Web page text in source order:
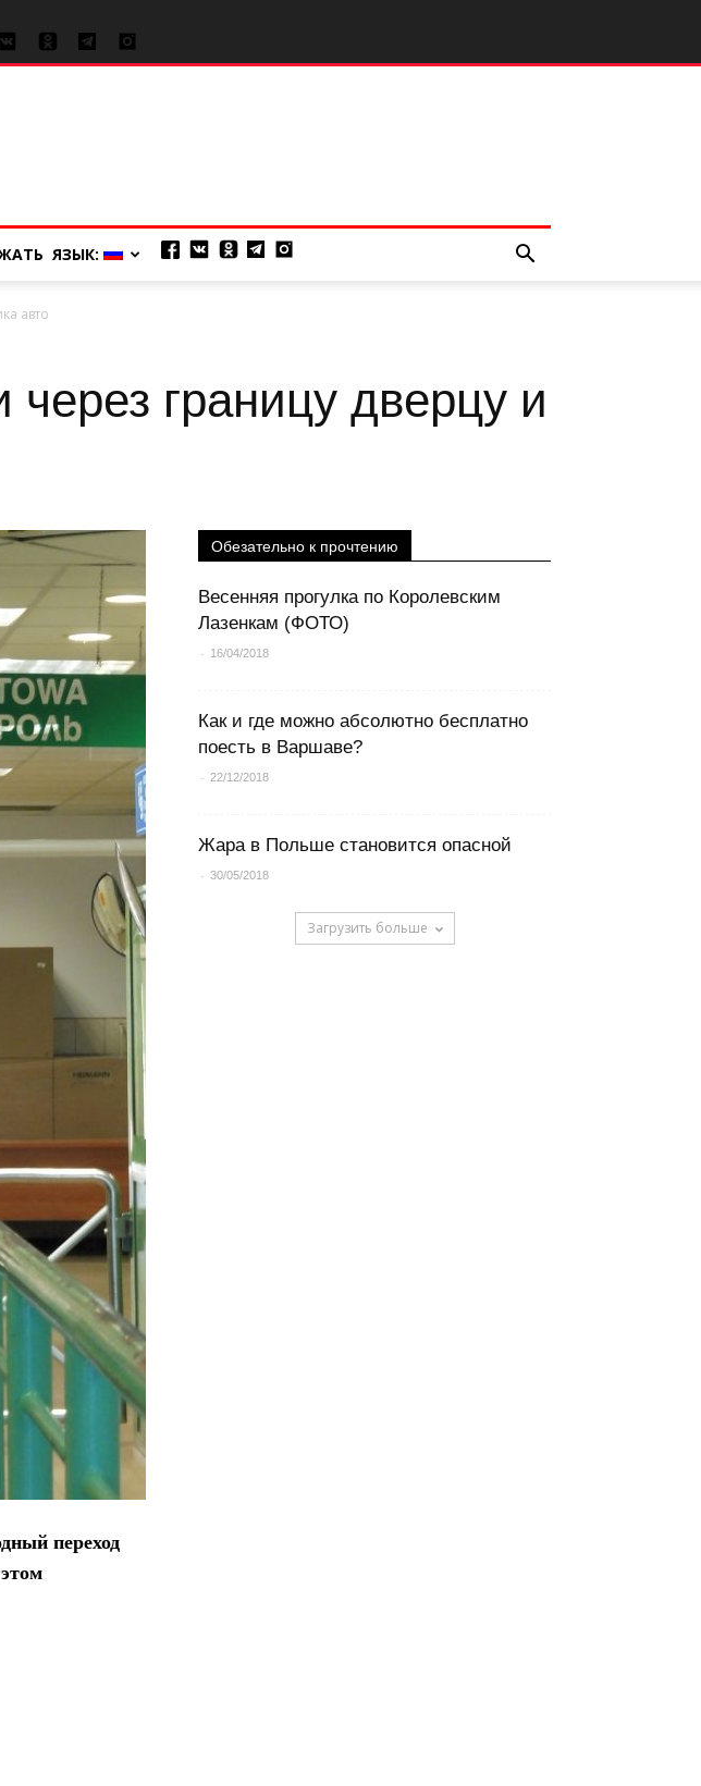
ЯЗЫК:
авто
границу дверцу и
переход
Обезательно к прочтению
Весенняя прогулка по Королевским
Лазенкам (ФОТО)
- 16/04/2018
Как и где можно абсолютно бесплатно
поесть в Варшаве?
- 22/12/2018
Жара в Польше становится опасной
- 30/05/2018
Загрузить больше